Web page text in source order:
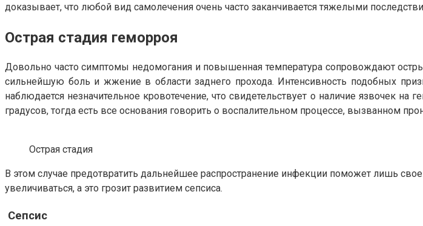
доказывает, что любой вид самолечения очень часто заканчивается тяжелыми
Острая стадия геморроя
Довольно часто симптомы недомогания и повышенная температура сопровождают
сильнейшую боль и жжение в области заднего прохода. Интенсивность подобных
наблюдается незначительное кровотечение, что свидетельствует о наличие язвочек
градусов, тогда есть все основания говорить о воспалительном процессе, вызванном
Острая стадия
В этом случае предотвратить дальнейшее распространение инфекции поможет лишь
увеличиваться, а это грозит развитием сепсиса.
Сепсис